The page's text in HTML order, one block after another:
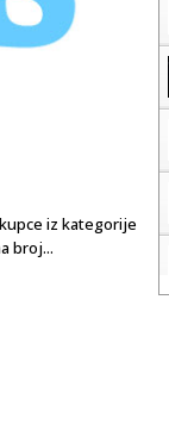
iz kategorije
broj...